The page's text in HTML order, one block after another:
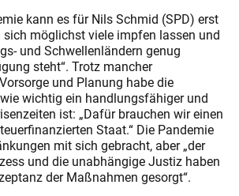
kann es für Nils Schmid (SPD) erst
sich möglichst viele impfen lassen und
und Schwellenländern genug
steht“. Trotz mancher
und Planung habe die
wichtig ein handlungsfähiger und
ist: „Dafür brauchen wir einen
Staat.“ Die Pandemie
mit sich gebracht, aber „der
und die unabhängige Jus­tiz haben
der Maßnahmen gesorgt“.